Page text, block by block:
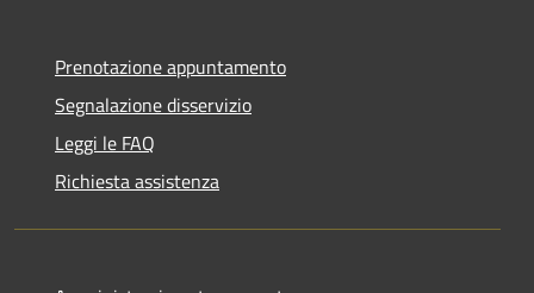
Prenotazione appuntamento
Segnalazione disservizio
Leggi le FAQ
Richiesta assistenza